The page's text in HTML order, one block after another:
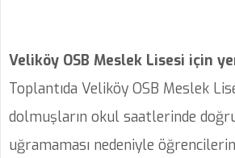
Veliköy OSB Meslek Lisesi için
Toplantıda Veliköy OSB Meslek
dolmuşların okul saatlerinde
uğramaması nedeniyle